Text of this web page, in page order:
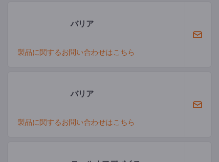
バリア
製品に関するお問い合わせはこちら
バリア
製品に関するお問い合わせはこちら